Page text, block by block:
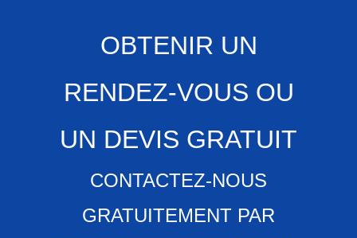
OBTENIR UN
RENDEZ-VOUS OU
UN DEVIS GRATUIT
CONTACTEZ-NOUS
GRATUITEMENT PAR